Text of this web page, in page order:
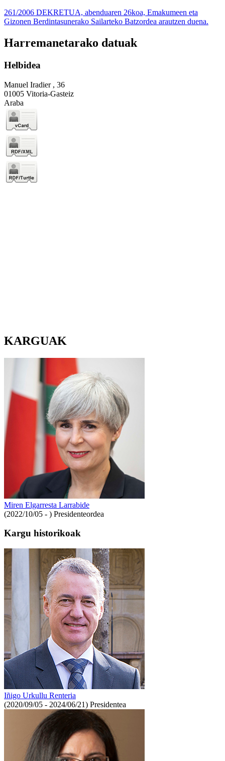
261/2006 DEKRETUA, abenduaren 26koa, Emakumeen eta
Gizonen Berdintasunerako Sailarteko Batzordea arautzen duena.
Harremanetarako datuak
Helbidea
Manuel Iradier , 36
01005 Vitoria-Gasteiz
Araba
KARGUAK
Miren Elgarresta Larrabide
(2022/10/05 - ) Presidenteordea
Kargu historikoak
Iñigo Urkullu Renteria
(2020/09/05 - 2024/06/21) Presidentea